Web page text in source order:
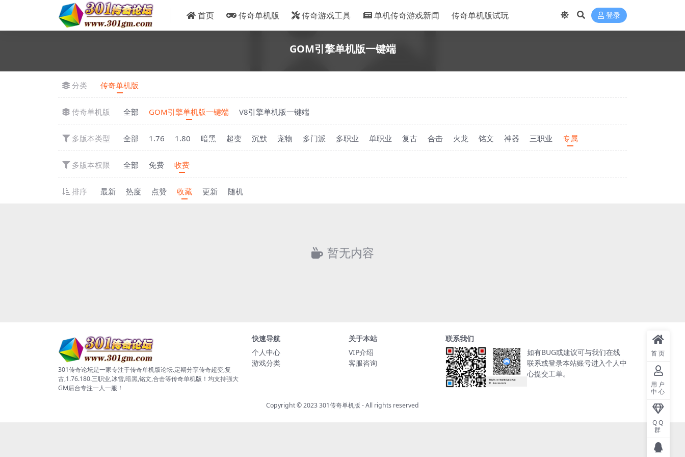
首页 传奇单机版 传奇游戏工具 单机传奇游戏新闻 传奇单机版试玩 登录
GOM引擎单机版一键端
分类 传奇单机版
传奇单机版 全部 GOM引擎单机版一键端 V8引擎单机版一键端
多版本类型 全部 1.76 1.80 暗黑 超变 沉默 宠物 多门派 多职业 单职业 复古 合击 火龙 铭文 神器 三职业 专属
多版本权限 全部 免费 收费
排序 最新 热度 点赞 收藏 更新 随机
暂无内容
301传奇论坛是一家专注于传奇单机版论坛.定期分享传奇超变,复
古,1.76.180.三职业,冰雪,暗黑,铭文,合击等传奇单机版！均支持强大
GM后台专注一人一服！
快速导航
个人中心
游戏分类
关于本站
VIP介绍
客服咨询
联系我们
如有BUG或建议可与我们在线
联系或登录本站账号进入个人中
心提交工单。
Copyright © 2023301传奇单机版 - All rights reserved
首页
用户
中心
QQ
群